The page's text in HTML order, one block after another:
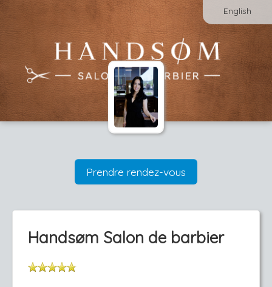
English
Prendre rendez-vous
Hands­øm Salon de barbier